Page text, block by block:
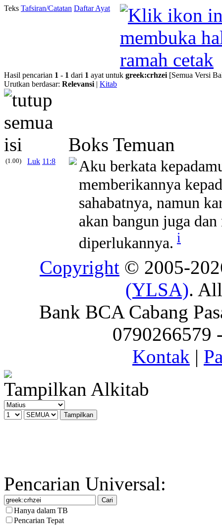
Teks Tafsiran/Catatan Daftar Ayat
Hasil pencarian 1 - 1 dari 1 ayat untuk greek:crhzei [Semua Versi
Urutkan berdasar: Relevansi | Kitab
Boks Temuan
(1.00) Luk 11:8
Aku berkata
memberikannya
sahabatnya, namun
akan bangun juga
diperlukannya. i
Copyright © 2005-
(YLSA).
Bank BCA Cabang
0790266579
Kontak |
Tampilkan Alkitab
Pencarian Universal:
Hanya dalam TB
Pencarian Tepat